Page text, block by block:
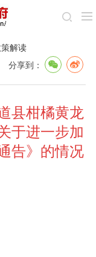
解读
分享到：
县柑橘黄龙
于进一步加
告》的情况